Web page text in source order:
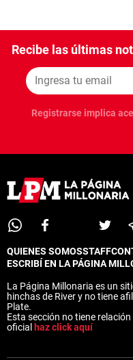
Recibe las últimas
Registrarse implica
QUIENES SOMOSSTAFF
ESCRIBÍ EN LA PÁGINA
La Página Millonaria es un
hinchas de River y no tiene
Plate.
Esta sección no tiene
oficial haz click aquí